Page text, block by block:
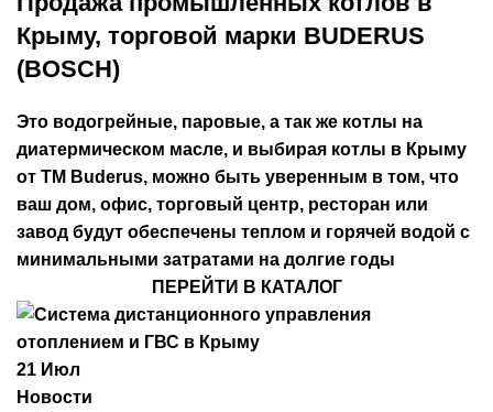
Крыму, торговой марки BUDERUS
(BOSCH)
Это водогрейные, паровые, а так же котлы на
диатермическом масле, и выбирая котлы в Крыму
от ТМ Buderus, можно быть уверенным в том, что
ваш дом, офис, торговый центр, ресторан или
завод будут обеспечены теплом и горячей водой с
минимальными затратами на долгие годы
ПЕРЕЙТИ В КАТАЛОГ
21 Июл
Новости